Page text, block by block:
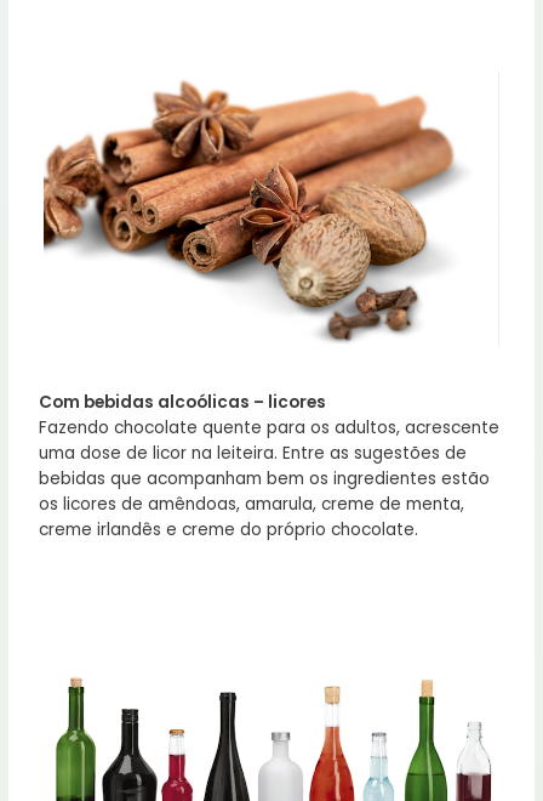
Com bebidas alcoólicas – licores
Fazendo chocolate quente para os adultos, acrescente
uma dose de licor na leiteira. Entre as sugestões de
bebidas que acompanham bem os ingredientes estão
os licores de amêndoas, amarula, creme de menta,
creme irlandês e creme do próprio chocolate.